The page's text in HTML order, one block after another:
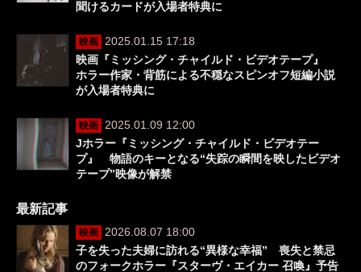
聞けるカードが入場者特典に
映画
2025.01.15 17:18
映画『ミッシング・チャイルド・ビデオテープ』
ホラー作家・背筋による不穏なスピンオフ短編小説
が入場者特典に
映画
2025.01.09 12:00
Jホラー『ミッシング・チャイルド・ビデオテー
プ』 物語のキーとなる“失踪の瞬間を映したビデオ
テープ”映像が解禁
最新記事
映画
2026.08.07 18:00
子を失った夫婦に訪れる“異様な幸福” 喪失と禁忌
のフォークホラー『スターヴ・エイカー 召喚』予告